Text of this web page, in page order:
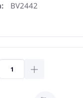
BV2442